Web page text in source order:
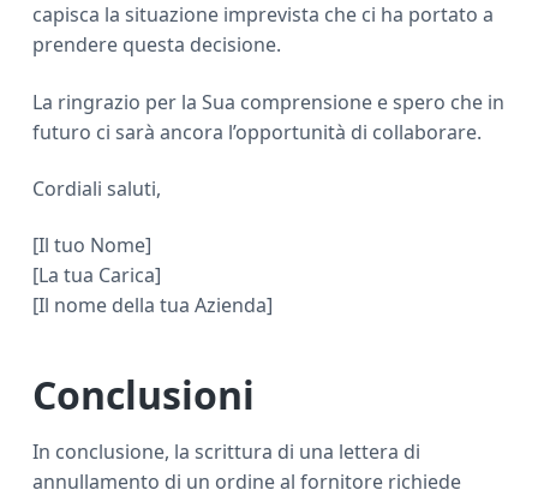
capisca la situazione imprevista che ci ha portato a
prendere questa decisione.
La ringrazio per la Sua comprensione e spero che in
futuro ci sarà ancora l’opportunità di collaborare.
Cordiali saluti,
[Il tuo Nome]
[La tua Carica]
[Il nome della tua Azienda]
Conclusioni
In conclusione, la scrittura di una lettera di
annullamento di un ordine al fornitore richiede